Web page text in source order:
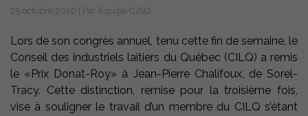
25 octobre 2010 | Par Équipe CJSO
Lors de son congrès annuel, tenu cette fin de semaine, le
Conseil des industriels laitiers du Québec (CILQ) a remis
le «Prix Donat-Roy» à Jean-Pierre Chalifoux, de Sorel-
Tracy. Cette distinction, remise pour la troisième fois,
vise à souligner le travail d’un membre du CILQ s’étant